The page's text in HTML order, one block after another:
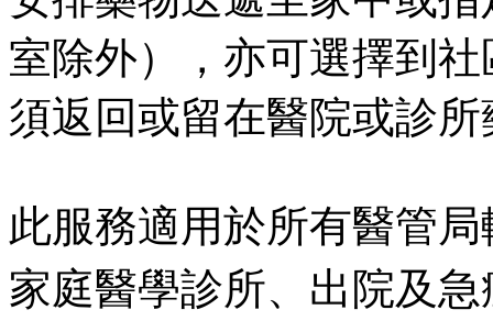
室除外），亦可選擇到
須返回或留在醫院或診
此服務適用於所有醫管
家庭醫學診所、出院及